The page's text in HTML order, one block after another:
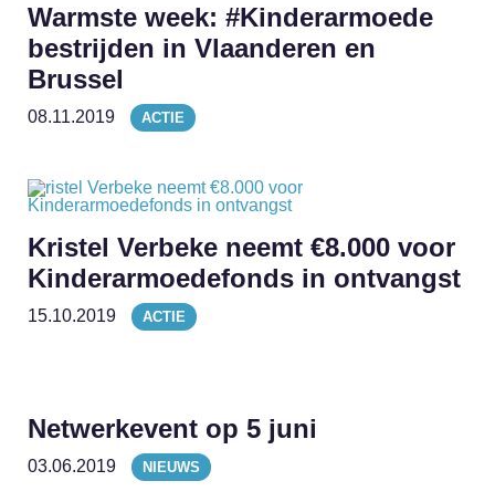
Warmste week: #Kinderarmoede
bestrijden in Vlaanderen en
Brussel
08.11.2019 ACTIE
Kristel Verbeke neemt €8.000 voor
Kinderarmoedefonds in ontvangst
15.10.2019 ACTIE
Netwerkevent op 5 juni
03.06.2019 NIEUWS